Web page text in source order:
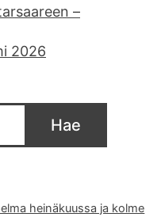
–
2026
Hae
heinäkuussa ja kolme